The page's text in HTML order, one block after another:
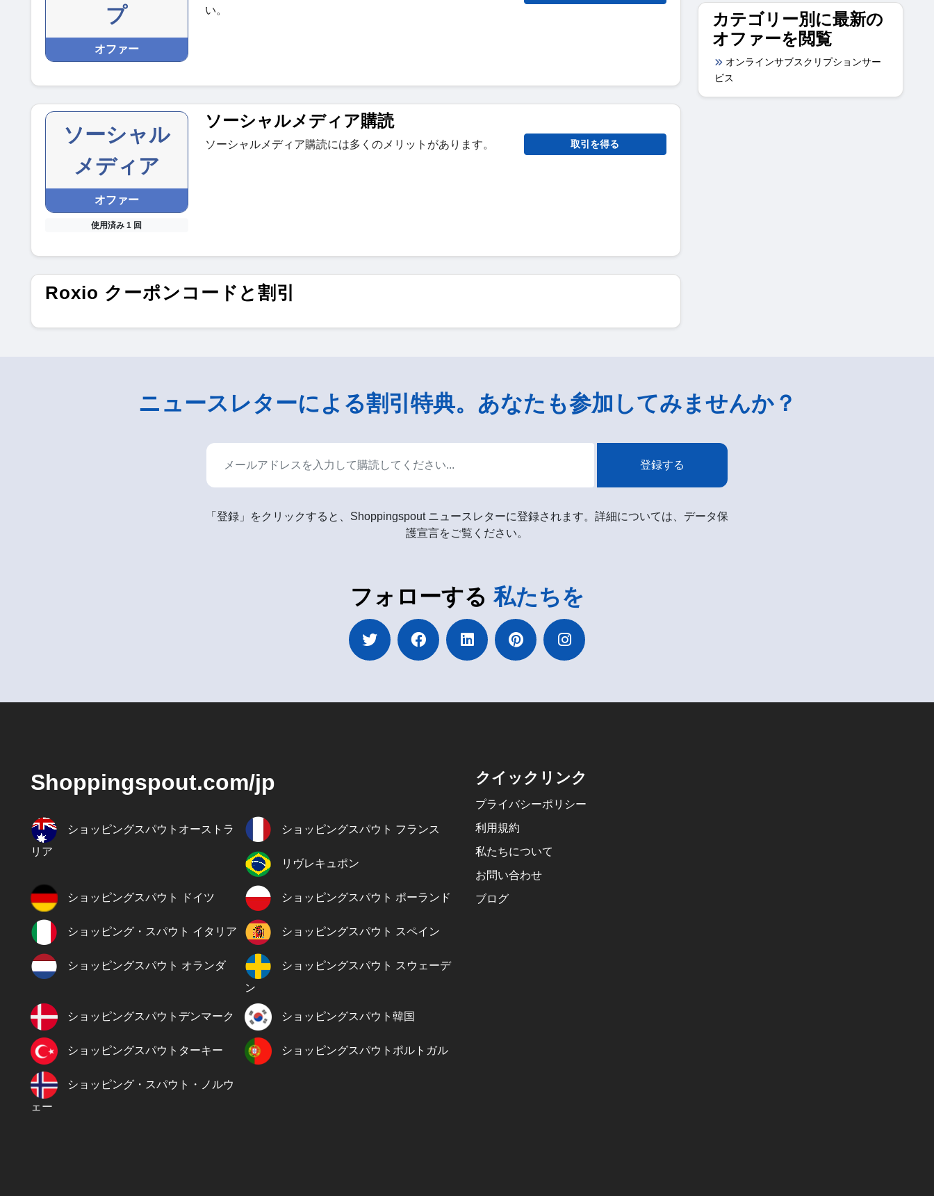
プ
オファー
い。
ソーシャル
メディア
オファー
使用済み 1 回
ソーシャルメディア購読
ソーシャルメディア購読には多くのメリットがあります。 取引を得る
Roxio クーポンコードと割引
カテゴリー別に最新の
オファーを閲覧
オンラインサブスクリプションサー
ビス
ニュースレターによる割引特典。あなたも参加してみませんか？
登録する
「登録」をクリックすると、Shoppingspout ニュースレターに登録されます。詳細については、データ保
護宣言をご覧ください。
フォローする私たちを
Shoppingspout.com/jp
ショッピングスパウトオーストラ
リア
ショッピングスパウト フランス
リヴレキュポン
ショッピングスパウト ドイツ ショッピングスパウト ポーランド
ショッピング・スパウト イタリア ショッピングスパウト スペイン
ショッピングスパウト オランダ
ショッピングスパウト スウェーデ
ン
ショッピングスパウトデンマーク ショッピングスパウト韓国
ショッピングスパウトターキー ショッピングスパウトポルトガル
ショッピング・スパウト・ノルウ
ェー
クイックリンク
プライバシーポリシー
利用規約
私たちについて
お問い合わせ
ブログ